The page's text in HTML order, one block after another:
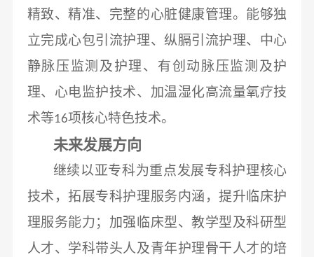
精致、精准、完整的心脏健康管理。能够独
立完成心包引流护理、纵膈引流护理、中心
静脉压监测及护理、有创动脉压监测及护
理、心电监护技术、加温湿化高流量氧疗技
术等16项核心特色技术。
未来发展方向
继续以亚专科为重点发展专科护理核心
技术，拓展专科护理服务内涵，提升临床护
理服务能力；加强临床型、教学型及科研型
人才、学科带头人及青年护理骨干人才的培